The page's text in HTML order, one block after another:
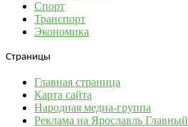
Спорт
Транспорт
Экономика
Страницы
Главная страница
Карта сайта
Народная медиа-группа
Реклама на Ярославль Главный